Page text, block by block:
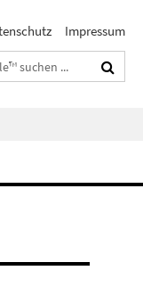
Impressum